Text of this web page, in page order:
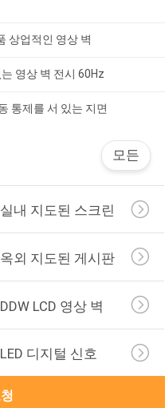
상업적인 영상 벽
영상 벽 전시 60Hz
통제를 서 있는 지면
모든
실내 지도된 스크린
옥외 지도된 ​​게시판
DDW LCD 영상 벽
LED 디지털 신호